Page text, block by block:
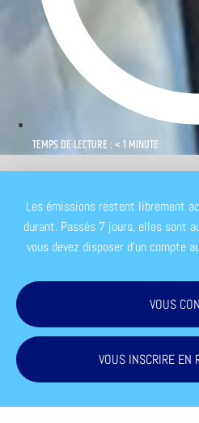
TEMPS DE LECTURE : < 1 MINUTE
Les émissions restent librement
durant. Passés 7 jours, elles sont
vous devez disposer d'un compte
VOUS
VOUS INSCRIRE EN